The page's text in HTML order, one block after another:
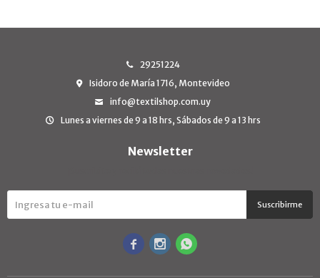
29251224
Isidoro de María 1716, Montevideo
info@textilshop.com.uy
Lunes a viernes de 9 a 18 hrs, Sábados de 9 a 13 hrs
Newsletter
Suscribirme
  